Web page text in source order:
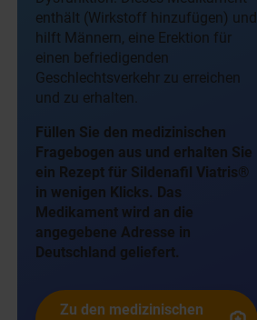
enthält (Wirkstoff hinzufügen) und
hilft Männern, eine Erektion für
einen befriedigenden
Geschlechtsverkehr zu erreichen
und zu erhalten.
Füllen Sie den medizinischen
Fragebogen aus und erhalten Sie
ein Rezept für Sildenafil Viatris®
in wenigen Klicks. Das
Medikament wird an die
angegebene Adresse in
Deutschland geliefert.
Zu den medizinischen